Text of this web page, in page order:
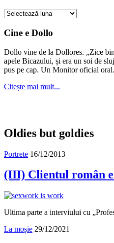
Cauți
în
Cine e Dollo
Dollo vine de la Dollores. „Zice
apele Bicazului, și era un soi de
pus pe cap. Un Monitor oficial
Citește mai mult...
Oldies but goldies
Portrete 16/12/2013
(III) Clientul român
Ultima parte a interviului cu
La moșie 29/12/2021